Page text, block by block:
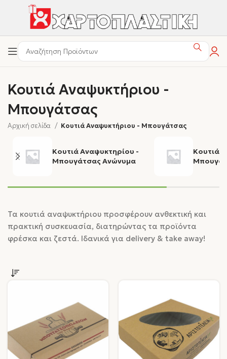
Κουτιά Αναψυκτήριου -
Μπουγάτσας
Αρχική σελίδα Κουτιά Αναψυκτήριου - Μπουγάτσας
Κουτιά Αναψυκτηρίου -
Μπουγάτσας Ανώνυμα
Κουτιά
Τα κουτιά αναψυκτήριου προσφέρουν ανθεκτική και
πρακτική συσκευασία, διατηρώντας τα προϊόντα
φρέσκα και ζεστά. Ιδανικά για delivery & take away!